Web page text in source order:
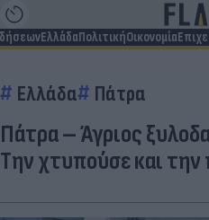
ΕλλάδαΠολιτικήΟικονομία
Ελλάδα Πάτρα
Πάτρα – Άγριος
Την χτυπούσε και την